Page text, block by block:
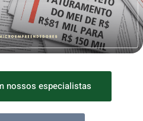
nossos especialistas